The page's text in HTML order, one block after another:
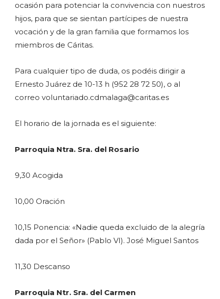
ocasión para potenciar la convivencia con nuestros
hijos, para que se sientan partícipes de nuestra
vocación y de la gran familia que formamos los
miembros de Cáritas.
Para cualquier tipo de duda, os podéis dirigir a
Ernesto Juárez de 10-13 h (952 28 72 50), o al
correo voluntariado.cdmalaga@caritas.es
El horario de la jornada es el siguiente:
Parroquia Ntra. Sra. del Rosario
9,30 Acogida
10,00 Oración
10,15 Ponencia: «Nadie queda excluido de la alegría
dada por el Señor» (Pablo VI). José Miguel Santos
11,30 Descanso
Parroquia Ntr. Sra. del Carmen